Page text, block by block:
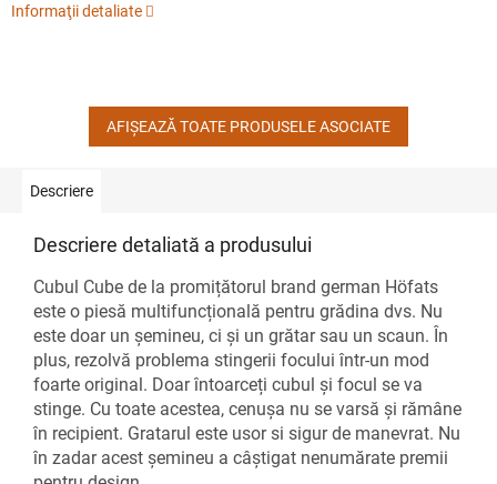
Informaţii detaliate
AFIŞEAZĂ TOATE PRODUSELE ASOCIATE
Descriere
Descriere detaliată a produsului
Cubul Cube de la promițătorul brand german Höfats
este o piesă multifuncțională pentru grădina dvs. Nu
este doar un șemineu, ci și un grătar sau un scaun. În
plus, rezolvă problema stingerii focului într-un mod
foarte original. Doar întoarceți cubul și focul se va
stinge. Cu toate acestea, cenușa nu se varsă și rămâne
în recipient. Gratarul este usor si sigur de manevrat. Nu
în zadar acest șemineu a câștigat nenumărate premii